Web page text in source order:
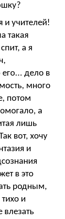
и учителей!
такая
а я
дело в
много
потом
а
лишь
вот, хочу
и
в это
родным,
и
влезать